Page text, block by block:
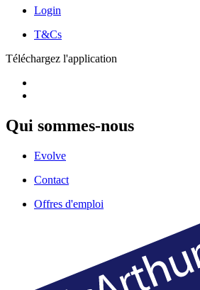
Login
T&Cs
Téléchargez l'application
Qui sommes-nous
Evolve
Contact
Offres d'emploi